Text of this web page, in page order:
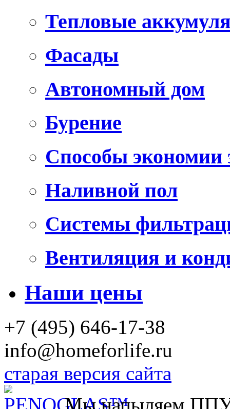
Тепловые
Фасады
Автономный дом
Бурение
Способы экономии
Наливной пол
Системы
Вентиляция и
Наши цены
+7 (495) 646-17-38
info@homeforlife.ru
старая версия сайта